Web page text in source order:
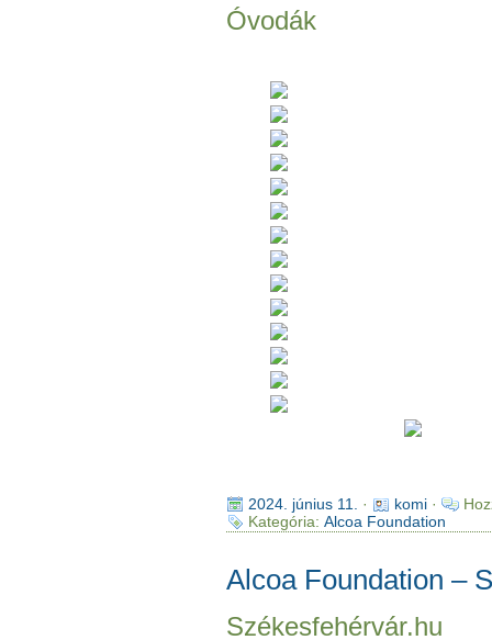
Óvodák
2024. június 11. · komi·
Kategória: Alcoa Foundation
Alcoa Foundation –
Székesfehérvár.hu